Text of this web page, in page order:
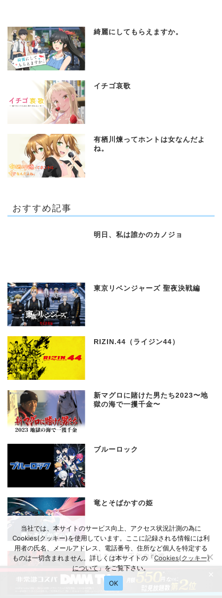
綺麗にしてもらえますか。
イチゴ哀歌
有栖川煉ってホントは女なんだよ
ね。
おすすめ記事
明日、私は誰かのカノジョ
東京リベンジャーズ 聖夜決戦編
RIZIN.44（ライジン44）
新マグロに賭けた男たち2023〜地
獄の海で一攫千金〜
ブルーロック
竜とそばかすの姫
BLEACH 千年血戦篇
当社では、本サイトのサービス向上、アクセス状況計測の為に
Cookies(クッキー)を使用しています。ここに記録される情報には利
用者の氏名、メールアドレス、電話番号、住所など個人を特定する
ものは一切含まれません。詳しくは本サイトの「Cookies(クッキー)
について 」をご覧下さい。
OK